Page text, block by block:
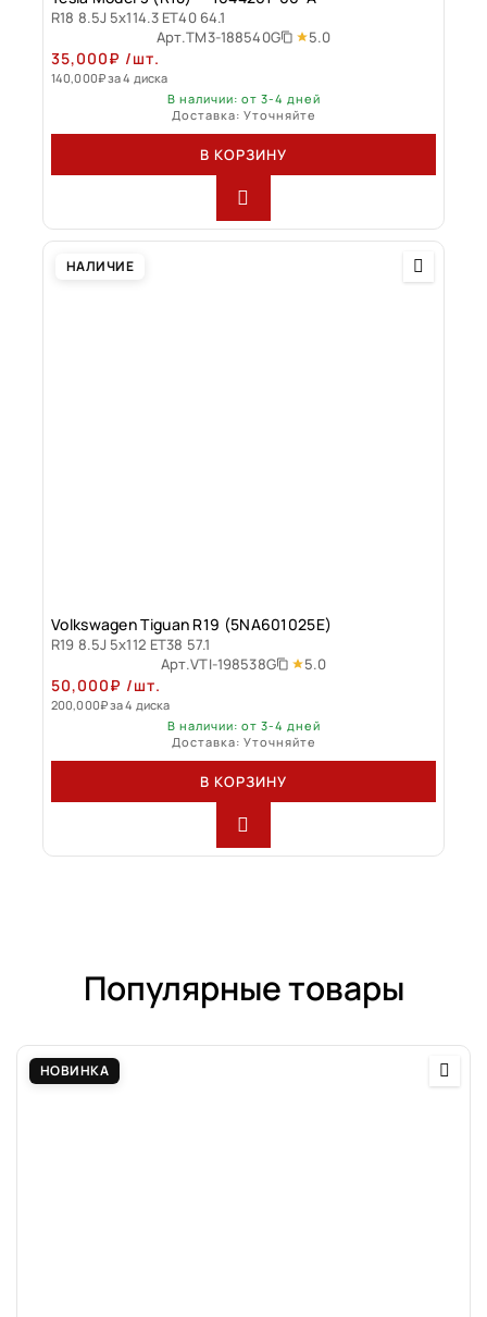
R18 8.5J 5x114.3 ET40 64.1
Арт.TM3-188540G 5.0
35,000₽ /шт.
140,000₽за 4 диска
В наличии: от 3-4 дней
Доставка: Уточняйте
В КОРЗИНУ
НАЛИЧИЕ
Volkswagen Tiguan R19 (5NA601025E)
R19 8.5J 5x112 ET38 57.1
Арт.VTI-198538G 5.0
50,000₽ /шт.
200,000₽за 4 диска
В наличии: от 3-4 дней
Доставка: Уточняйте
В КОРЗИНУ
Популярные товары
НОВИНКА